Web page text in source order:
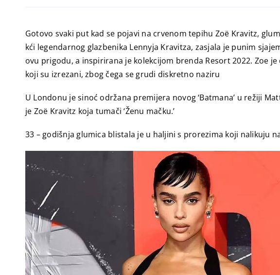
Gotovo svaki put kad se pojavi na crvenom tepihu Zoë Kravitz,
kći legendarnog glazbenika Lennyja Kravitza, zasjala je punim
ovu prigodu, a inspirirana je kolekcijom brenda Resort 2022. Zoe
koji su izrezani, zbog čega se grudi diskretno naziru
U Londonu je sinoć održana premijera novog ‘Batmana’ u režiji
je Zoë Kravitz koja tumači ‘Ženu mačku.’
33 – godišnja glumica blistala je u haljini s prorezima koji nalikuju